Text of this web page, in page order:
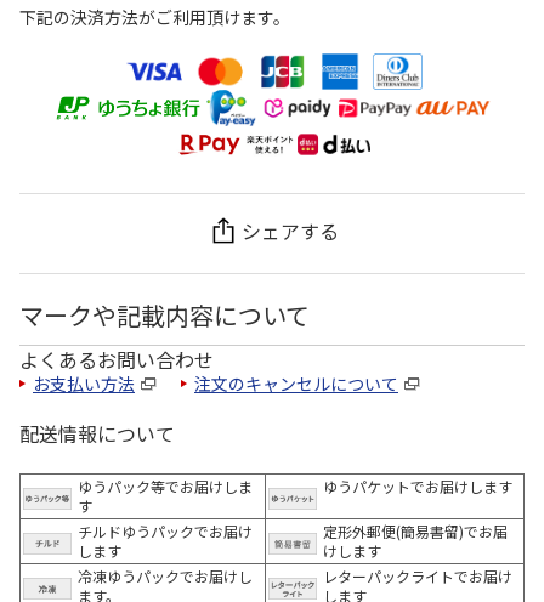
下記の決済方法がご利用頂けます。
シェアする
マークや記載内容について
よくあるお問い合わせ
お支払い方法 注文のキャンセルについて
配送情報について
ゆうパック等でお届けしま
す
ゆうパケットでお届けします
チルドゆうパックでお届け
します
定形外郵便(簡易書留)でお届
けします
冷凍ゆうパックでお届けし
ます。
レターパックライトでお届け
します